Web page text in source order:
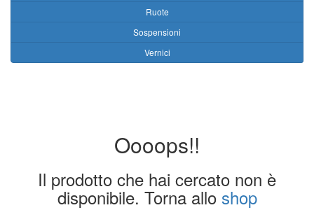
Ruote
Sospensioni
Vernici
Oooops!!
Il prodotto che hai cercato non è
disponibile. Torna allo shop